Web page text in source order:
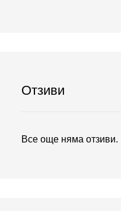
Отзиви
Все още няма отзиви.